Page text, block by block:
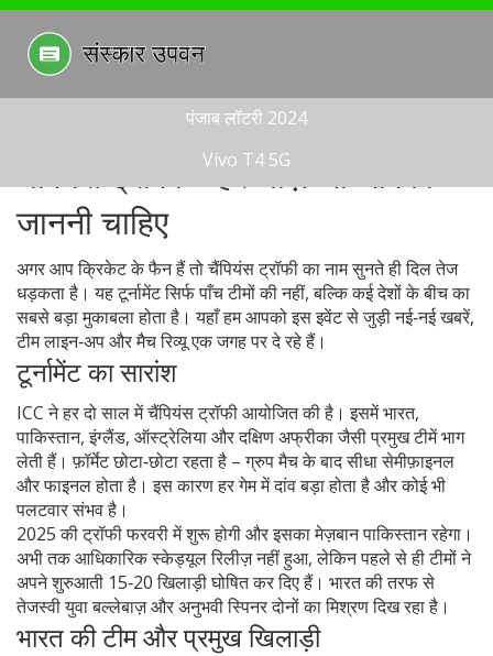
पंजाब लॉटरी 2024
Vivo T4 5G
चैंपियंस ट्रॉफी – हर चीज़ जो आपको
जाननी चाहिए
अगर आप क्रिकेट के फैन हैं तो चैंपियंस ट्रॉफी का नाम सुनते ही दिल तेज
धड़कता है। यह टूर्नामेंट सिर्फ पाँच टीमों की नहीं, बल्कि कई देशों के बीच का
सबसे बड़ा मुकाबला होता है। यहाँ हम आपको इस इवेंट से जुड़ी नई‑नई खबरें,
टीम लाइन‑अप और मैच रिव्यू एक जगह पर दे रहे हैं।
टूर्नामेंट का सारांश
ICC ने हर दो साल में चैंपियंस ट्रॉफी आयोजित की है। इसमें भारत,
पाकिस्तान, इंग्लैंड, ऑस्ट्रेलिया और दक्षिण अफ्रीका जैसी प्रमुख टीमें भाग
लेती हैं। फ़ॉर्मेट छोटा‑छोटा रहता है – ग्रुप मैच के बाद सीधा सेमीफ़ाइनल
और फाइनल होता है। इस कारण हर गेम में दांव बड़ा होता है और कोई भी
पलटवार संभव है।
2025 की ट्रॉफी फरवरी में शुरू होगी और इसका मेज़बान पाकिस्तान रहेगा।
अभी तक आधिकारिक स्केड्यूल रिलीज़ नहीं हुआ, लेकिन पहले से ही टीमों ने
अपने शुरुआती 15‑20 खिलाड़ी घोषित कर दिए हैं। भारत की तरफ से
तेजस्वी युवा बल्लेबाज़ और अनुभवी स्पिनर दोनों का मिश्रण दिख रहा है।
भारत की टीम और प्रमुख खिलाड़ी